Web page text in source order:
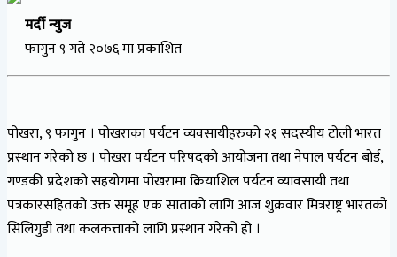
मर्दी न्युज
फागुन ९ गते २०७६ मा प्रकाशित
पोखरा, ९ फागुन । पोखराका पर्यटन व्यवसायीहरुको २१ सदस्यीय टोली भारत
प्रस्थान गरेको छ । पोखरा पर्यटन परिषदको आयोजना तथा नेपाल पर्यटन बोर्ड,
गण्डकी प्रदेशको सहयोगमा पोखरामा क्रियाशिल पर्यटन व्यावसायी तथा
पत्रकारसहितको उक्त समूह एक साताको लागि आज शुक्रवार मित्रराष्ट्र भारतको
सिलिगुडी तथा कलकत्ताको लागि प्रस्थान गरेको हो ।